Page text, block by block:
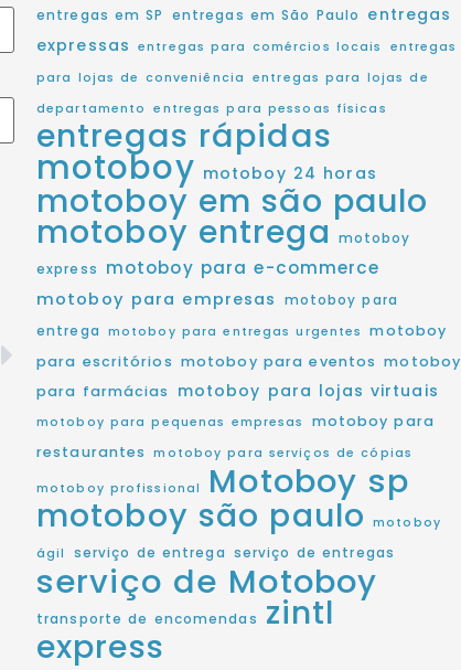
entregas em SP entregas em São Paulo
entregas
expressas
entregas para comércios locais
entregas
para lojas de conveniência
entregas para lojas de
departamento
entregas para pessoas físicas
entregas rápidas
motoboy motoboy 24 horas
motoboy em são paulo
motoboy entrega
motoboy
express
motoboy para e-commerce
motoboy para empresas
motoboy para
entrega motoboy para entregas urgentes
motoboy
para escritórios motoboy para eventos motoboy
para farmácias
motoboy para lojas virtuais
motoboy para pequenas empresas
motoboy para
restaurantes
motoboy para serviços de cópias
motoboy profissional Motoboy sp
motoboy são paulo
motoboy
ágil
serviço de entrega serviço de entregas
serviço de Motoboy
transporte de encomendas zintl
express